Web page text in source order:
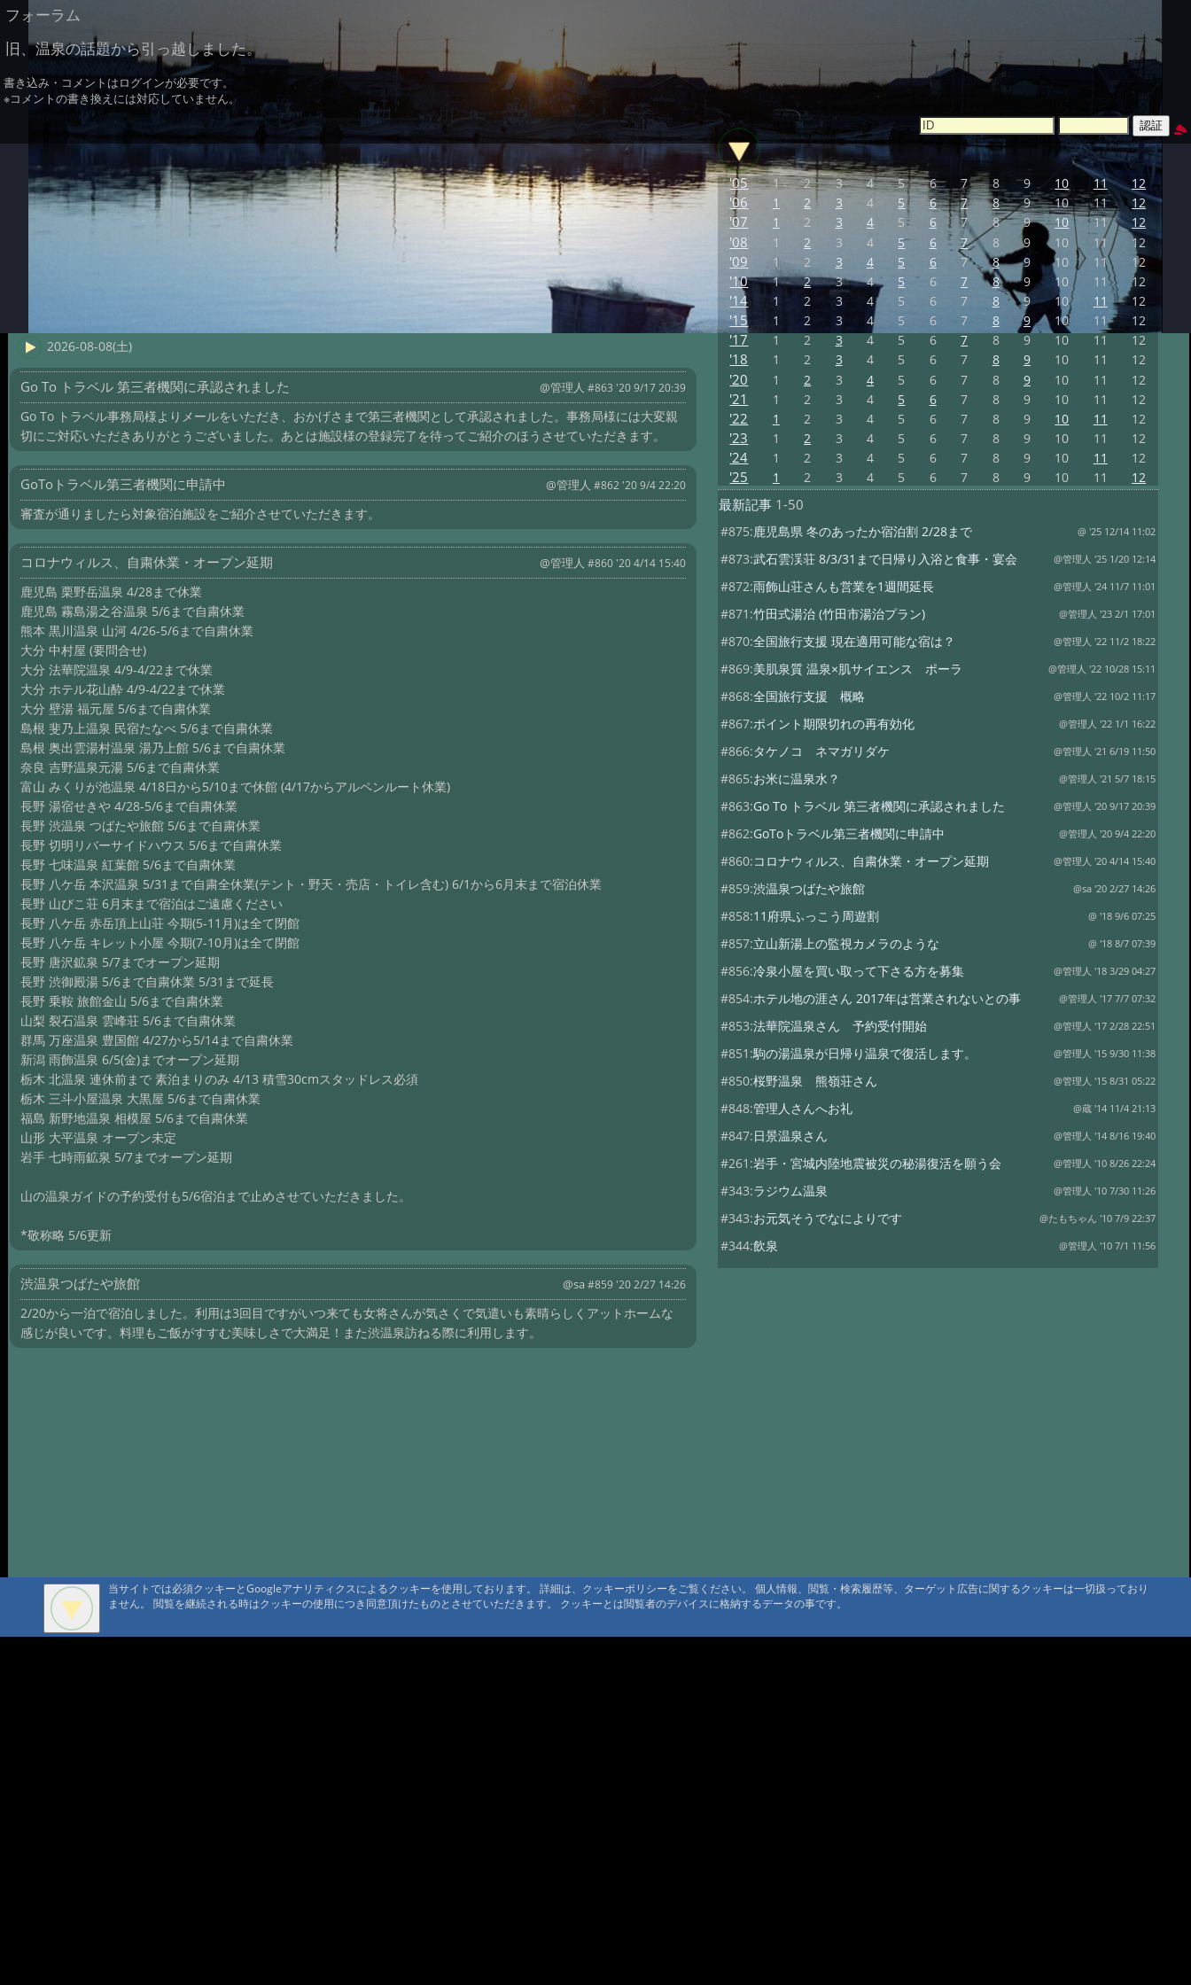
フォーラム
旧、温泉の話題から引っ越しました。
書き込み・コメントはログインが必要です。
※コメントの書き換えには対応していません。
2026-08-08(土)
Go To トラベル 第三者機関に承認されました @管理人 #863 '20 9/17 20:39
Go To トラベル事務局様よりメールをいただき、おかげさまで第三者機関として承認されました。事務局様には大変親
切にご対応いただきありがとうございました。あとは施設様の登録完了を待ってご紹介のほうさせていただきます。
GoToトラベル第三者機関に申請中 @管理人 #862 '20 9/4 22:20
審査が通りましたら対象宿泊施設をご紹介させていただきます。
コロナウィルス、自粛休業・オープン延期 @管理人 #860 '20 4/14 15:40
鹿児島 栗野岳温泉 4/28まで休業
鹿児島 霧島湯之谷温泉 5/6まで自粛休業
熊本 黒川温泉 山河 4/26-5/6まで自粛休業
大分 中村屋 (要問合せ)
大分 法華院温泉 4/9-4/22まで休業
大分 ホテル花山酔 4/9-4/22まで休業
大分 壁湯 福元屋 5/6まで自粛休業
島根 斐乃上温泉 民宿たなべ 5/6まで自粛休業
島根 奥出雲湯村温泉 湯乃上館 5/6まで自粛休業
奈良 吉野温泉元湯 5/6まで自粛休業
富山 みくりが池温泉 4/18日から5/10まで休館 (4/17からアルペンルート休業)
長野 湯宿せきや 4/28-5/6まで自粛休業
長野 渋温泉 つばたや旅館 5/6まで自粛休業
長野 切明リバーサイドハウス 5/6まで自粛休業
長野 七味温泉 紅葉館 5/6まで自粛休業
長野 八ケ岳 本沢温泉 5/31まで自粛全休業(テント・野天・売店・トイレ含む) 6/1から6月末まで宿泊休業
長野 山びこ荘 6月末まで宿泊はご遠慮ください
長野 八ケ岳 赤岳頂上山荘 今期(5-11月)は全て閉館
長野 八ケ岳 キレット小屋 今期(7-10月)は全て閉館
長野 唐沢鉱泉 5/7までオープン延期
長野 渋御殿湯 5/6まで自粛休業 5/31まで延長
長野 乗鞍 旅館金山 5/6まで自粛休業
山梨 裂石温泉 雲峰荘 5/6まで自粛休業
群馬 万座温泉 豊国館 4/27から5/14まで自粛休業
新潟 雨飾温泉 6/5(金)までオープン延期
栃木 北温泉 連休前まで 素泊まりのみ 4/13 積雪30cmスタッドレス必須
栃木 三斗小屋温泉 大黒屋 5/6まで自粛休業
福島 新野地温泉 相模屋 5/6まで自粛休業
山形 大平温泉 オープン未定
岩手 七時雨鉱泉 5/7までオープン延期
山の温泉ガイドの予約受付も5/6宿泊まで止めさせていただきました。
*敬称略 5/6更新
渋温泉つばたや旅館 @sa #859 '20 2/27 14:26
2/20から一泊で宿泊しました。利用は3回目ですがいつ来ても女将さんが気さくで気遣いも素晴らしくアットホームな
感じが良いです。料理もご飯がすすむ美味しさで大満足！また渋温泉訪ねる際に利用します。
'05 1 2 3 4 5 6 7 8 9 10 11 12
'06 1 2 3 4 5 6 7 8 9 10 11 12
'07 1 2 3 4 5 6 7 8 9 10 11 12
'08 1 2 3 4 5 6 7 8 9 10 11 12
'09 1 2 3 4 5 6 7 8 9 10 11 12
'10 1 2 3 4 5 6 7 8 9 10 11 12
'14 1 2 3 4 5 6 7 8 9 10 11 12
'15 1 2 3 4 5 6 7 8 9 10 11 12
'17 1 2 3 4 5 6 7 8 9 10 11 12
'18 1 2 3 4 5 6 7 8 9 10 11 12
'20 1 2 3 4 5 6 7 8 9 10 11 12
'21 1 2 3 4 5 6 7 8 9 10 11 12
'22 1 2 3 4 5 6 7 8 9 10 11 12
'23 1 2 3 4 5 6 7 8 9 10 11 12
'24 1 2 3 4 5 6 7 8 9 10 11 12
'25 1 2 3 4 5 6 7 8 9 10 11 12
最新記事1-50
#875:鹿児島県 冬のあったか宿泊割 2/28まで @ '25 12/14 11:02
#873:武石雲渓荘 8/3/31まで日帰り入浴と食事・宴会 @管理人 '25 1/20 12:14
#872:雨飾山荘さんも営業を1週間延長 @管理人 '24 11/7 11:01
#871:竹田式湯治 (竹田市湯治プラン) @管理人 '23 2/1 17:01
#870:全国旅行支援 現在適用可能な宿は？ @管理人 '22 11/2 18:22
#869:美肌泉質 温泉×肌サイエンス ポーラ @管理人 '22 10/28 15:11
#868:全国旅行支援 概略 @管理人 '22 10/2 11:17
#867:ポイント期限切れの再有効化 @管理人 '22 1/1 16:22
#866:タケノコ ネマガリダケ @管理人 '21 6/19 11:50
#865:お米に温泉水？ @管理人 '21 5/7 18:15
#863:Go To トラベル 第三者機関に承認されました @管理人 '20 9/17 20:39
#862:GoToトラベル第三者機関に申請中 @管理人 '20 9/4 22:20
#860:コロナウィルス、自粛休業・オープン延期 @管理人 '20 4/14 15:40
#859:渋温泉つばたや旅館 @sa '20 2/27 14:26
#858:11府県ふっこう周遊割 @ '18 9/6 07:25
#857:立山新湯上の監視カメラのような @ '18 8/7 07:39
#856:冷泉小屋を買い取って下さる方を募集 @管理人 '18 3/29 04:27
#854:ホテル地の涯さん 2017年は営業されないとの事 @管理人 '17 7/7 07:32
#853:法華院温泉さん 予約受付開始 @管理人 '17 2/28 22:51
#851:駒の湯温泉が日帰り温泉で復活します。 @管理人 '15 9/30 11:38
#850:桜野温泉 熊嶺荘さん @管理人 '15 8/31 05:22
#848:管理人さんへお礼 @蔵 '14 11/4 21:13
#847:日景温泉さん @管理人 '14 8/16 19:40
#261:岩手・宮城内陸地震被災の秘湯復活を願う会 @管理人 '10 8/26 22:24
#343:ラジウム温泉 @管理人 '10 7/30 11:26
#343:お元気そうでなによりです @たもちゃん '10 7/9 22:37
#344:飲泉 @管理人 '10 7/1 11:56
#343:お久しぶりです、ｍ（＿＿）ｍ
#268:大雪高原山荘、沼めぐり、思いがけない雪渓 @AK さま '08 7/10 10:10
#264:宿に不利益な書き込みはご遠慮ください
当サイトでは必須クッキーとGoogleアナリティクスによるクッキーを使用しております。 詳細は、クッキーポリシーをご覧ください。 個人情報、閲覧・検索履歴等、ターゲット広告に関するクッキーは一切扱っており
ません。 閲覧を継続される時はクッキーの使用につき同意頂けたものとさせていただきます。 クッキーとは閲覧者のデバイスに格納するデータの事です。